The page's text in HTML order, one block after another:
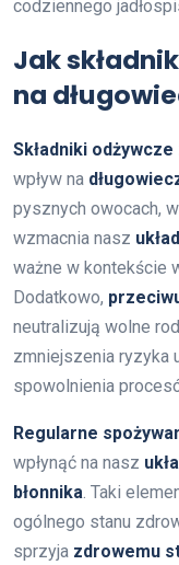
codziennego
Jak
na
Składniki odżywcze
wpływ na
pysznych owocach,
wzmacnia nasz
ważne w kontekście
Dodatkowo,
neutralizują wolne
zmniejszenia ryzyka
spowolnienia
Regularne
wpłynąć na nasz
błonnika . Taki
ogólnego stanu
sprzyja zdrowemu